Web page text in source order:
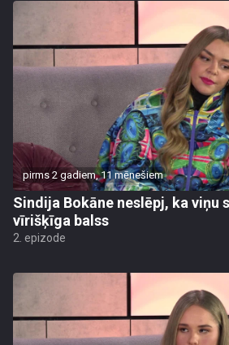
pirms 2 gadiem, 11 mēnešiem
Sindija Bokāne neslēpj, ka viņu
vīrišķīga balss
2. epizode